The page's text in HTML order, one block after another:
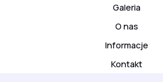
Galeria
O nas
Informacje
Kontakt